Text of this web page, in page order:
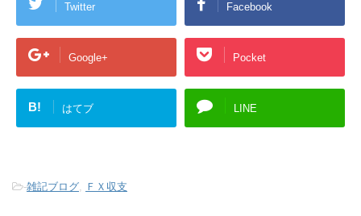
Twitter Facebook
Google+ Pocket
B! はてブ LINE
-雑記ブログ, ＦＸ収支